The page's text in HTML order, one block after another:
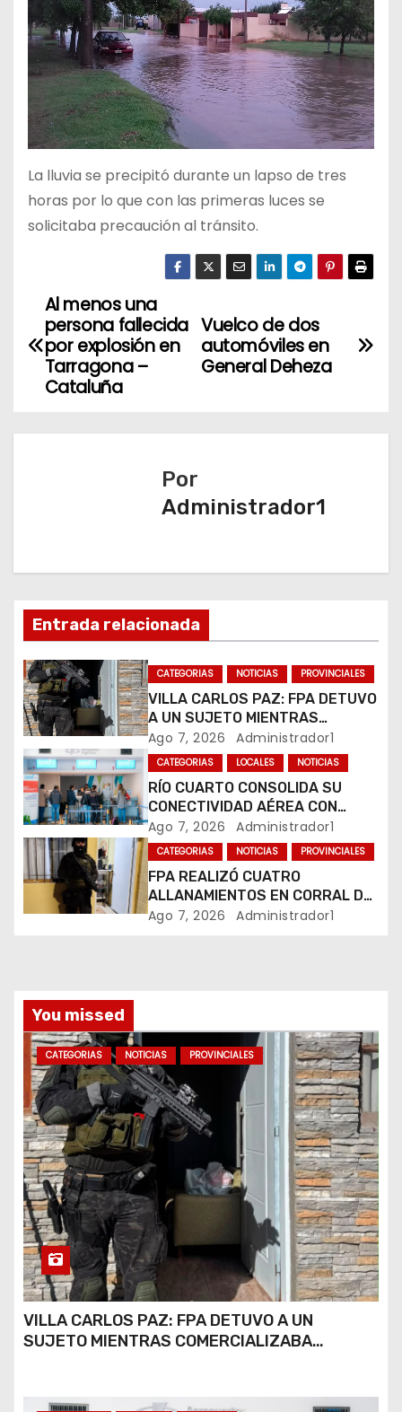
La lluvia se precipitó durante un lapso de tres
horas por lo que con las primeras luces se
solicitaba precaución al tránsito.
N
a
e
i
ó
n
d
e
e
n
t
r
a
a
s
Vuelco de dos
automóviles en
General Deheza
Al menos una
persona fallecida
por explosión en
Tarragona –
Cataluña
Por
Administrador1
Entrada relacionada
CATEGORIAS NOTICIAS PROVINCIALES
VILLA CARLOS PAZ: FPA DETUVO
A UN SUJETO MIENTRAS
COMERCIALIZABA COCAÍNA Y
MARIHUANA EN UNA PLAZA
Ago 7, 2026 Administrador1
CATEGORIAS LOCALES NOTICIAS
RÍO CUARTO CONSOLIDA SU
CONECTIVIDAD AÉREA CON
CUATRO VUELOS SEMANALES A
BUENOS AIRES
Ago 7, 2026 Administrador1
CATEGORIAS NOTICIAS PROVINCIALES
FPA REALIZÓ CUATRO
ALLANAMIENTOS EN CORRAL DE
BUSTOS-IFFLINGER
Ago 7, 2026 Administrador1
You missed
CATEGORIAS NOTICIAS PROVINCIALES
VILLA CARLOS PAZ: FPA DETUVO A UN
SUJETO MIENTRAS COMERCIALIZABA